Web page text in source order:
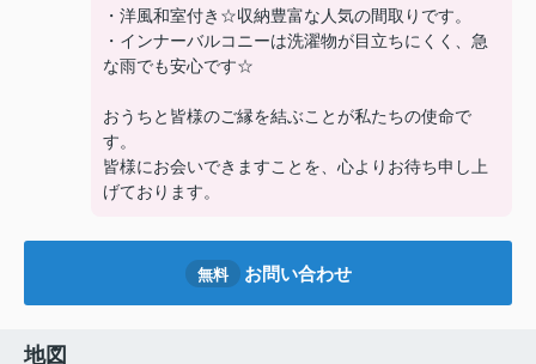
・洋風和室付き☆収納豊富な人気の間取りです。
・インナーバルコニーは洗濯物が目立ちにくく、急
な雨でも安心です☆
おうちと皆様のご縁を結ぶことが私たちの使命で
す。
皆様にお会いできますことを、心よりお待ち申し上
げております。
無料 お問い合わせ
地図